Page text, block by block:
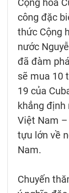
Cộng hòa
công đặc
thức Cộng
nước
đã đàm
sẽ mua 10
19 của
khẳng định
Việt Nam
tựu lớn về
Nam.
Chuyến